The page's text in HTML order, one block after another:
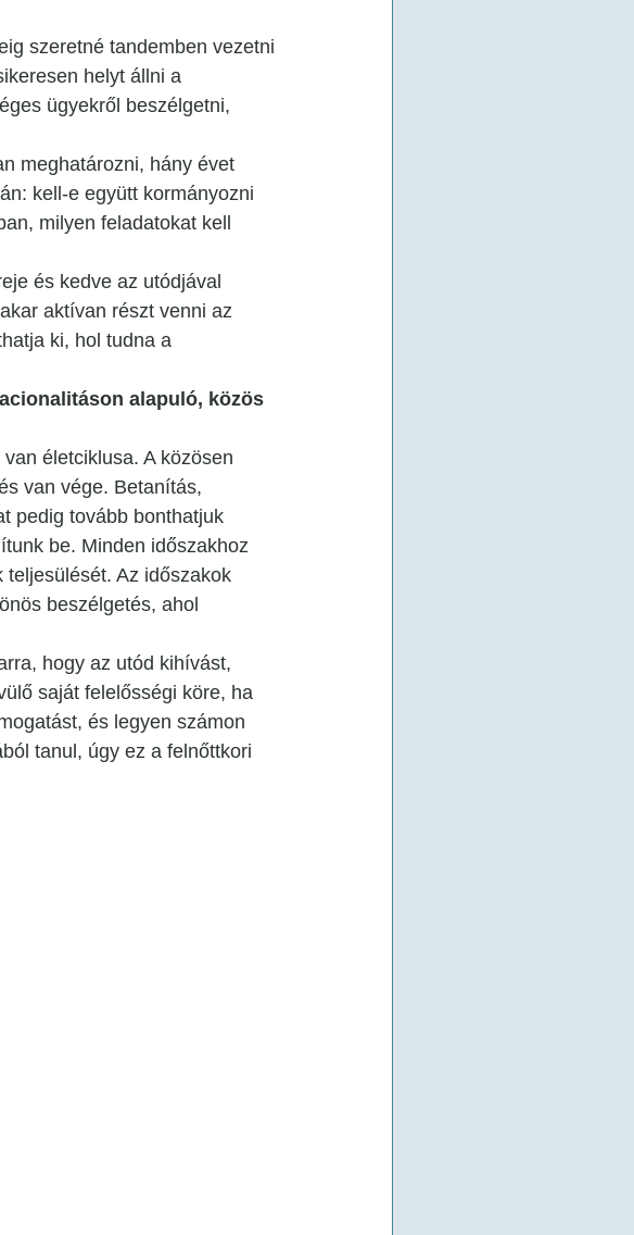
szeretné tandemben vezetni
helyt állni a
ügyekről beszélgetni,
meghatározni, hány évet
kell-e együtt kormányozni
milyen feladatokat kell
és kedve az utódjával
aktívan részt venni az
ki, hol tudna a
alapuló, közös
életciklusa. A közösen
van vége. Betanítás,
pedig tovább bonthatjuk
be. Minden időszakhoz
Az időszakok
beszélgetés, ahol
hogy az utód kihívást,
saját felelősségi köre, ha
és legyen számon
tanul, úgy ez a felnőttkori